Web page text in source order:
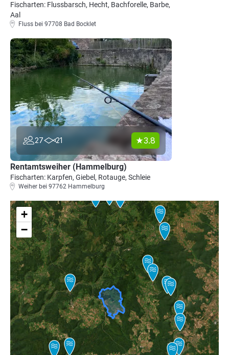
Fischarten: Flussbarsch, Hecht, Bachforelle, Barbe,
Aal
Fluss bei 97708 Bad Bocklet
27 21 3.8
Rentamtsweiher (Hammelburg)
Fischarten: Karpfen, Giebel, Rotauge, Schleie
Weiher bei 97762 Hammelburg
+
−